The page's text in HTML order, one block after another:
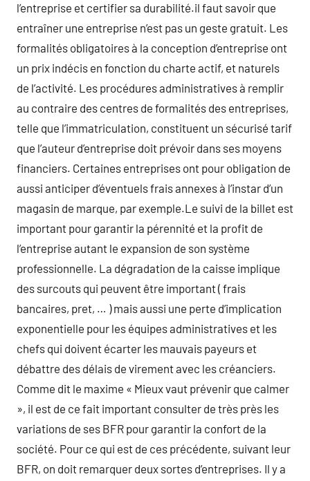
l’entreprise et certifier sa durabilité.il faut savoir que
entraîner une entreprise n’est pas un geste gratuit. Les
formalités obligatoires à la conception d’entreprise ont
un prix indécis en fonction du charte actif, et naturels
de l’activité. Les procédures administratives à remplir
au contraire des centres de formalités des entreprises,
telle que l’immatriculation, constituent un sécurisé tarif
que l’auteur d’entreprise doit prévoir dans ses moyens
financiers. Certaines entreprises ont pour obligation de
aussi anticiper d’éventuels frais annexes à l’instar d’un
magasin de marque, par exemple.Le suivi de la billet est
important pour garantir la pérennité et la profit de
l’entreprise autant le expansion de son système
professionnelle. La dégradation de la caisse implique
des surcouts qui peuvent être important ( frais
bancaires, pret, … ) mais aussi une perte d’implication
exponentielle pour les équipes administratives et les
chefs qui doivent écarter les mauvais payeurs et
débattre des délais de virement avec les créanciers.
Comme dit le maxime « Mieux vaut prévenir que calmer
», il est de ce fait important consulter de très près les
variations de ses BFR pour garantir la confort de la
société. Pour ce qui est de ces précédente, suivant leur
BFR, on doit remarquer deux sortes d’entreprises. Il y a